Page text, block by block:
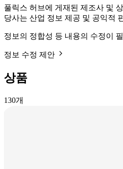
풀릭스 허브에 게재된 제조사 및
당사는 산업 정보 제공 및 공익적
정보의 정합성 등 내용의 수정이
정보 수정 제안
상품
130개